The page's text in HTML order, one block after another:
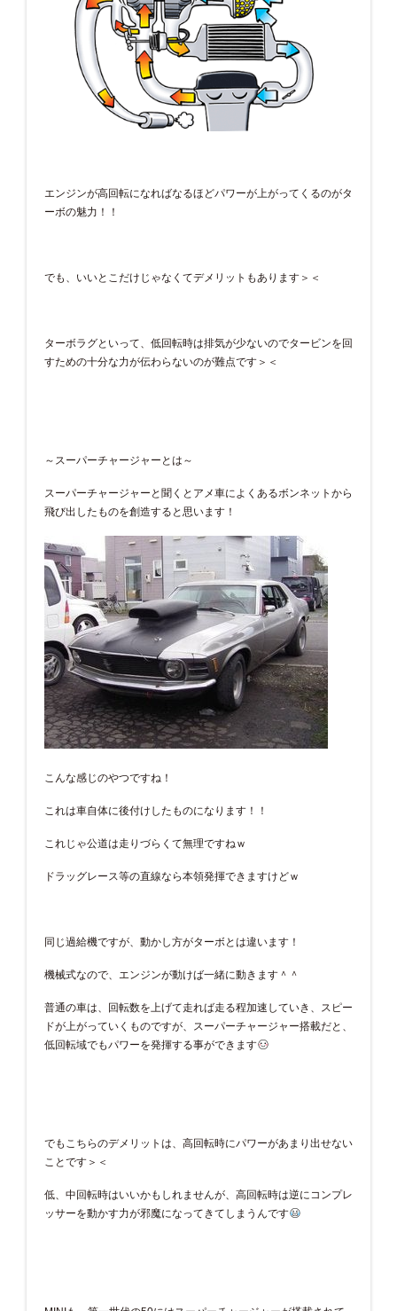
エンジンが高回転になればなるほどパワーが上がってくるのがタ
ーボの魅力！！
でも、いいとこだけじゃなくてデメリットもあります＞＜
ターボラグといって、低回転時は排気が少ないのでタービンを回
すための十分な力が伝わらないのが難点です＞＜
～スーパーチャージャーとは～
スーパーチャージャーと聞くとアメ車によくあるボンネットから
飛び出したものを創造すると思います！
こんな感じのやつですね！
これは車自体に後付けしたものになります！！
これじゃ公道は走りづらくて無理ですねｗ
ドラッグレース等の直線なら本領発揮できますけどｗ
同じ過給機ですが、動かし方がターボとは違います！
機械式なので、エンジンが動けば一緒に動きます＾＾
普通の車は、回転数を上げて走れば走る程加速していき、スピー
ドが上がっていくものですが、スーパーチャージャー搭載だと、
低回転域でもパワーを発揮する事ができます
でもこちらのデメリットは、高回転時にパワーがあまり出せない
ことです＞＜
低、中回転時はいいかもしれませんが、高回転時は逆にコンプレ
ッサーを動かす力が邪魔になってきてしまうんです